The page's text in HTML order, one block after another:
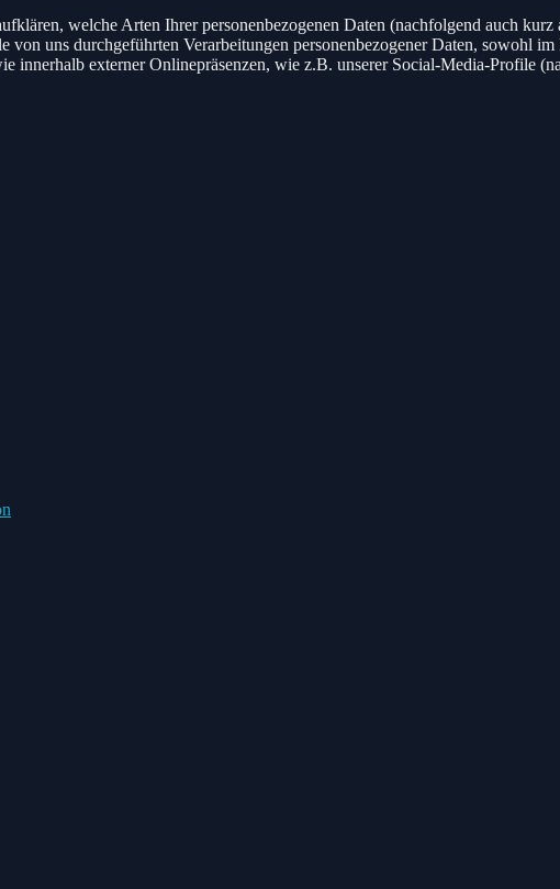
welche Arten Ihrer personenbezogenen Daten (nachfolgend auch
uns durchgeführten Verarbeitungen personenbezogener Daten, sowohl
innerhalb externer Onlinepräsenzen, wie z.B. unserer Social-Media-Profile